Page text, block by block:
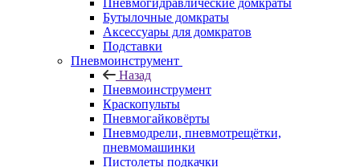
Пневмогидравлические домкраты
Бутылочные домкраты
Аксессуары для домкратов
Подставки
Пневмоинструмент
Назад
Пневмоинструмент
Краскопульты
Пневмогайковёрты
Пневмодрели, пневмотрещётки,
пневмомашинки
Пистолеты подкачки